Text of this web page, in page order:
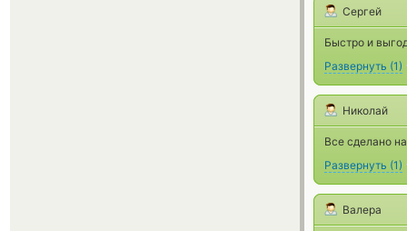
Cергей
Быстро и
Развернуть (1)
Николай
Все сделано
Развернуть (1)
Валера